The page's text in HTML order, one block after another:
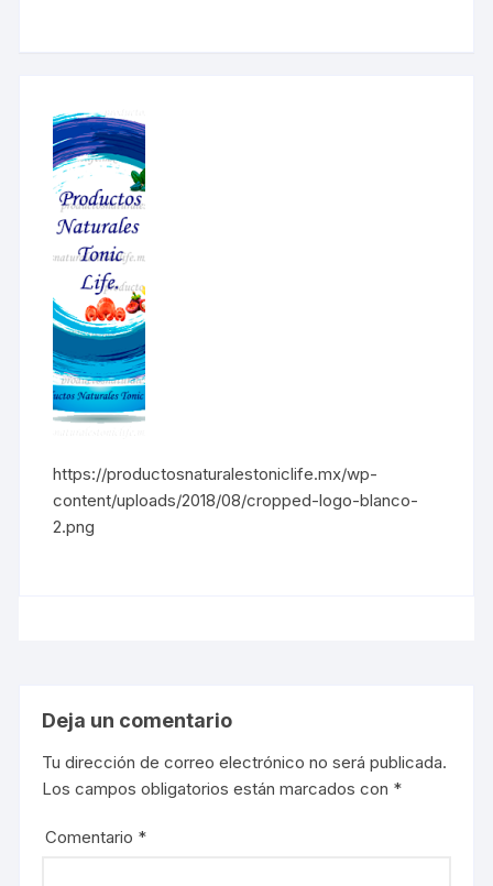
https://productosnaturalestoniclife.mx/wp-
content/uploads/2018/08/cropped-logo-blanco-
2.png
Deja un comentario
Tu dirección de correo electrónico no será publicada.
Los campos obligatorios están marcados con *
Comentario *